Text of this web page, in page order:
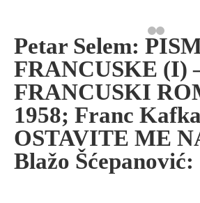
Petar Selem:
FRANCUSKE (I)
FRANCUSKI
1958; Franc
OSTAVITE ME
Blažo